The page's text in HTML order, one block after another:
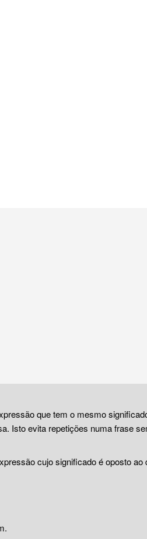
que tem o mesmo
Isto evita repetições numa frase
cujo significado é oposto